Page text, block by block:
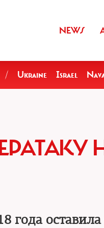
NEWS
/ Ukraine Israel
оставила